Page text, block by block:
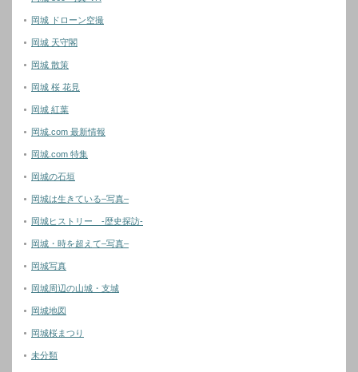
岡城 ドローン空撮
岡城 天守閣
岡城 散策
岡城 桜 花見
岡城 紅葉
岡城.com 最新情報
岡城.com 特集
岡城の石垣
岡城は生きている–写真–
岡城ヒストリー -歴史探訪-
岡城・時を超えて–写真–
岡城写真
岡城周辺の山城・支城
岡城地図
岡城桜まつり
未分類